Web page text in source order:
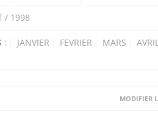
/ 1998
: JANVIER FEVRIER MARS
MODIFIER